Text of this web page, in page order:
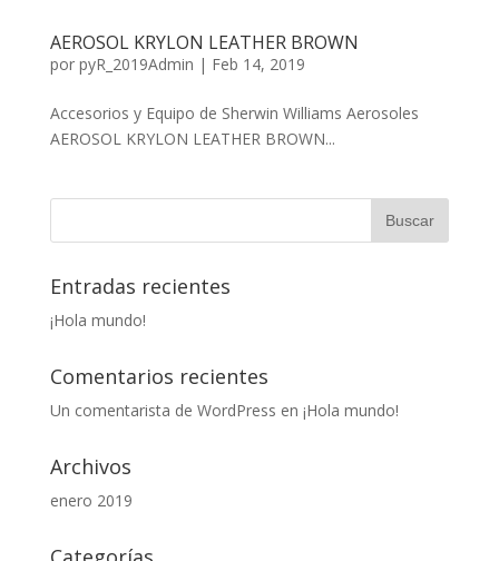
AEROSOL KRYLON LEATHER BROWN
por pyR_2019Admin | Feb 14, 2019
Accesorios y Equipo de Sherwin Williams Aerosoles
AEROSOL KRYLON LEATHER BROWN...
Entradas recientes
¡Hola mundo!
Comentarios recientes
Un comentarista de WordPress en ¡Hola mundo!
Archivos
enero 2019